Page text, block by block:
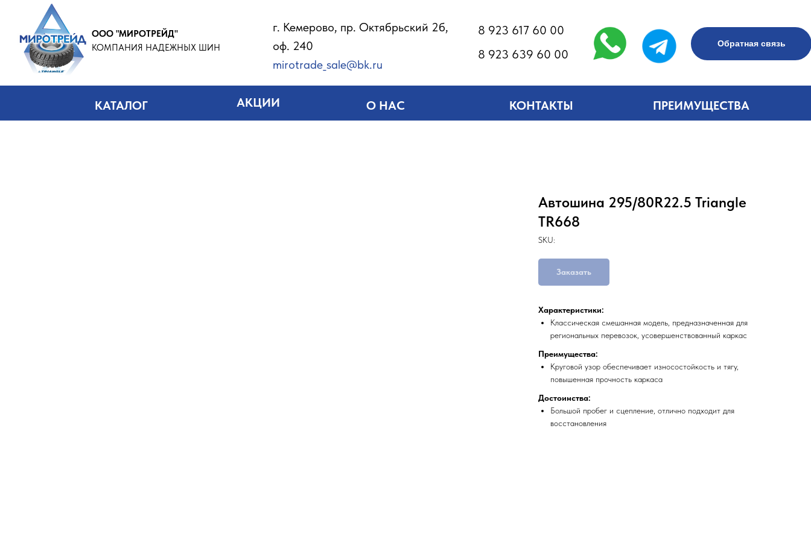
г. Кемерово, пр. Октябрьский 2б,
оф. 240
8 923 617 60 00
8 923 639 60 00
mirotrade_sale@bk.ru
Обратная связь
КАТАЛОГ АКЦИИ О НАС КОНТАКТЫ ПРЕИМУЩЕСТВА
ООО "МИРОТРЕЙД"
КОМПАНИЯ НАДЕЖНЫХ ШИН
Автошина 295/80R22.5 Triangle
TR668
SKU:
Заказать
Характеристики:
Классическая смешанная модель, предназначенная для
региональных перевозок, усовершенствованный каркас
Преимущества:
Круговой узор обеспечивает износостойкость и тягу,
повышенная прочность каркаса
Достоинства:
Большой пробег и сцепление, отлично подходит для
восстановления